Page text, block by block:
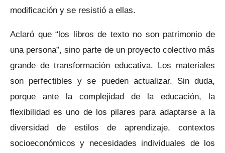
modificación y se resistió a ellas.
Aclaró que “los libros de texto no son patrimonio de
una persona”, sino parte de un proyecto colectivo más
grande de transformación educativa. Los materiales
son perfectibles y se pueden actualizar. Sin duda,
porque ante la complejidad de la educación, la
flexibilidad es uno de los pilares para adaptarse a la
diversidad de estilos de aprendizaje, contextos
socioeconómicos y necesidades individuales de los